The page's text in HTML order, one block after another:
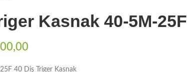
Kasnak 40-5M-25F
40 Diş Triger Kasnak